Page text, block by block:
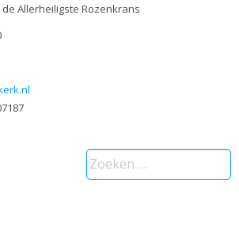
Allerheiligste Rozenkrans
Zoeken
naar: